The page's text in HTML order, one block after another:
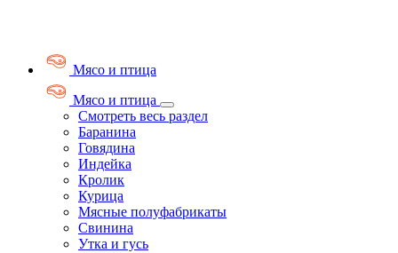
Мясо и птица
Мясо и птица
Смотреть весь раздел
Баранина
Говядина
Индейка
Кролик
Курица
Мясные полуфабрикаты
Свинина
Утка и гусь